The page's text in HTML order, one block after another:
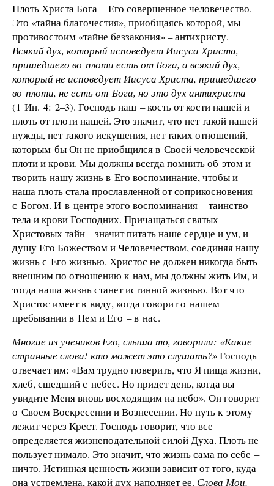
Плоть Христа Бога – Его совершенное человечество.
Это «тайна благочестия», приобщаясь которой, мы
противостоим «тайне беззакония» – антихристу.
Всякий дух, который исповедует Иисуса Христа,
пришедшего во плоти есть от Бога, а всякий дух,
который не исповедует Иисуса Христа, пришедшего
во плоти, не есть от Бога, но это дух антихриста
(1 Ин. 4: 2–3). Господь наш – кость от кости нашей и
плоть от плоти нашей. Это значит, что нет такой нашей
нужды, нет такого искушения, нет таких отношений,
которым бы Он не приобщился в Своей человеческой
плоти и крови. Мы должны всегда помнить об этом и
творить нашу жизнь в Его воспоминание, чтобы и
наша плоть стала прославленной от соприкосновения
с Богом. И в центре этого воспоминания – таинство
тела и крови Господних. Причащаться святых
Христовых тайн – значит питать наше сердце и ум, и
душу Его Божеством и Человечеством, соединяя нашу
жизнь с Его жизнью. Христос не должен никогда быть
внешним по отношению к нам, мы должны жить Им, и
тогда наша жизнь станет истинной жизнью. Вот что
Христос имеет в виду, когда говорит о нашем
пребывании в Нем и Его – в нас.
Многие из учеников Его, слыша то, говорили: «Какие
странные слова! кто может это слушать?»Господь
отвечает им: «Вам трудно поверить, что Я пища жизни,
хлеб, сшедший с небес. Но придет день, когда вы
увидите Меня вновь восходящим на небо». Он говорит
о Своем Воскресении и Вознесении. Но путь к этому
лежит через Крест. Господь говорит, что все
определяется жизнеподательной силой Духа. Плоть не
пользует нимало. Это значит, что жизнь сама по себе –
ничто. Истинная ценность жизни зависит от того, куда
она устремлена, какой дух наполняет ее. Слова Мои, –